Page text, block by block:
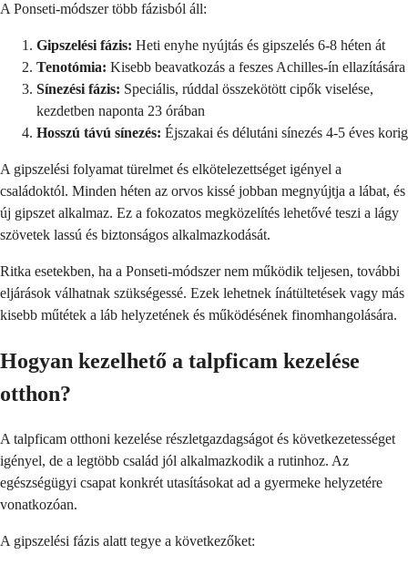
A Ponseti-módszer több fázisból áll:
Gipszelési fázis: Heti enyhe nyújtás és gipszelés 6-8 héten át
Tenotómia: Kisebb beavatkozás a feszes Achilles-ín ellazítására
Sínezési fázis: Speciális, rúddal összekötött cipők viselése,
kezdetben naponta 23 órában
Hosszú távú sínezés: Éjszakai és délutáni sínezés 4-5 éves korig
A gipszelési folyamat türelmet és elkötelezettséget igényel a
családoktól. Minden héten az orvos kissé jobban megnyújtja a lábat, és
új gipszet alkalmaz. Ez a fokozatos megközelítés lehetővé teszi a lágy
szövetek lassú és biztonságos alkalmazkodását.
Ritka esetekben, ha a Ponseti-módszer nem működik teljesen, további
eljárások válhatnak szükségessé. Ezek lehetnek ínátültetések vagy más
kisebb műtétek a láb helyzetének és működésének finomhangolására.
Hogyan kezelhető a talpficam kezelése
otthon?
A talpficam otthoni kezelése részletgazdagságot és következetességet
igényel, de a legtöbb család jól alkalmazkodik a rutinhoz. Az
egészségügyi csapat konkrét utasításokat ad a gyermeke helyzetére
vonatkozóan.
A gipszelési fázis alatt tegye a következőket: